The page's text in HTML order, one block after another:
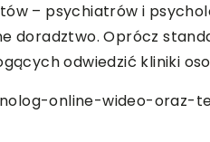
– psychiatrów i
doradztwo. Oprócz
odwiedzić kliniki
online-wideo-oraz-